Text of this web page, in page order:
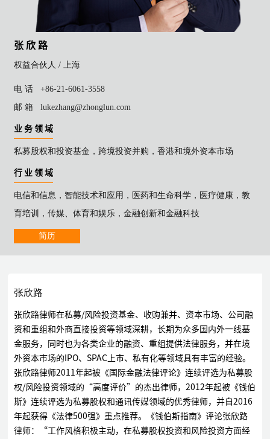
张 欣 路
权益合伙人 /上海
电 话
+86-21-6061-3558
邮 箱
lukezhang@zhonglun.com
业 务 领 域
私募股权和投资基金，跨境投资并购，香港和境外资本市场
行 业 领 域
电信和信息，智能技术和应用，医药和生命科学，医疗健康，教
育培训，传媒、体育和娱乐，金融创新和金融科技
简历
张欣路
张欣路律师在私募/风险投资基金、收购兼并、资本市场、公司融
资和重组和外商直接投资等领域深耕，长期为众多国内外一线基
金服务，同时也为各类企业的融资、重组提供法律服务，并在境
外资本市场的IPO、SPAC上市、私有化等领域具有丰富的经验。
张欣路律师2011年起被《国际金融法律评论》连续评选为私募股
权/风险投资领域的“高度评价”的杰出律师，2012年起被《钱伯
斯》连续评选为私募股权和通讯传媒领域的优秀律师，并自2016
年起获得《法律500强》重点推荐。《钱伯斯指南》评论张欣路
律师：“工作风格积极主动，在私募股权投资和风险投资方面经